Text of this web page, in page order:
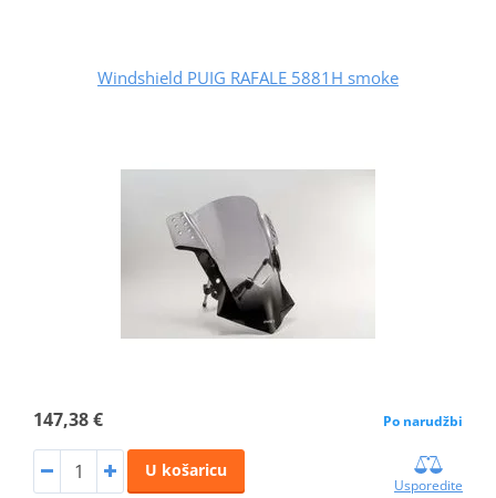
Windshield PUIG RAFALE 5881H smoke
147,38 € Po narudžbi
U košaricu
Usporedite